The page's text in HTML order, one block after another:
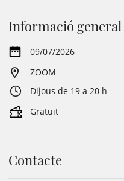
Informació general
09/07/2026
ZOOM
Dijous de 19 a 20 h
Gratuït
Contacte